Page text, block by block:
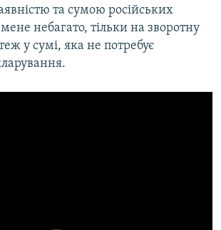
та сумою російських
мене небагато, тільки на зворотну
у сумі, яка не потребує